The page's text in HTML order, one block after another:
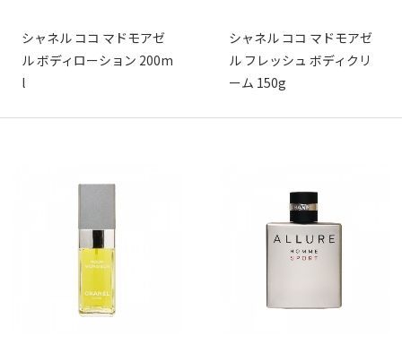
シャネル ココ マドモアゼ
ル ボディローション 200m
l
シャネル ココ マドモアゼ
ル フレッシュ ボディクリ
ーム 150g